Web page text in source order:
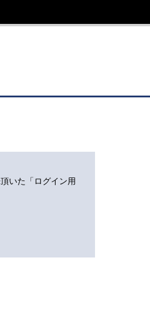
いた「ログイン用